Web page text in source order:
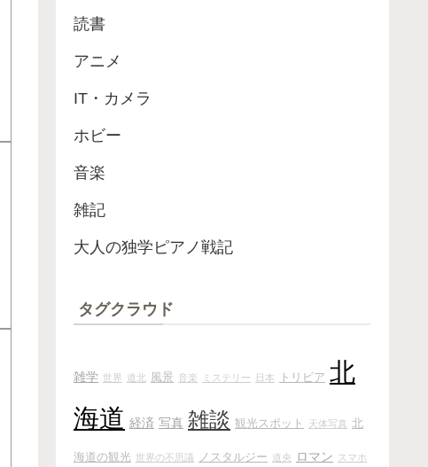
読書
アニメ
IT・カメラ
ホビー
音楽
雑記
大人の独学ピアノ戦記
タグクラウド
雑学 世界 道北 風景 音楽 ミステリー 日本 トリビア 北
海道 経済 写真 雑談 観光スポット 天体写真 北
海道の観光 世界の不思議 ノスタルジー 道央 ロマン スマホ